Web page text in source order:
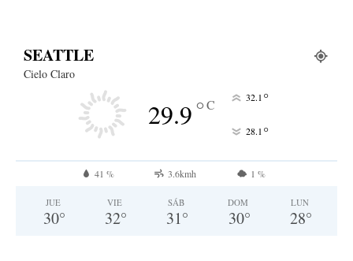
SEATTLE
Cielo Claro
29.9°C 32.1 °
28.1 °
41 % 3.6kmh 1 %
JUE
30°
VIE
32°
SÁB
31°
DOM
30°
LUN
28°